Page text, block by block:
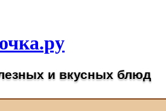
и вкусных блюд